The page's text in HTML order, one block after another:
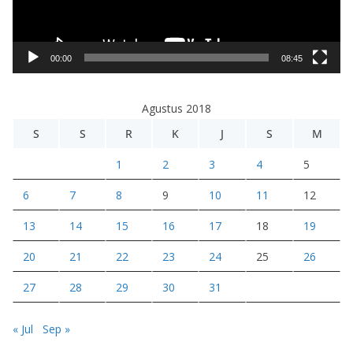
d
00:00 08:45
Agustus 2018
S
S R K J S M
1 2 3 4 5
6 7 8 9 10 11 12
13 14 15 16 17 18 19
20 21 22 23 24 25 26
27 28 29 30 31
« Jul Sep »